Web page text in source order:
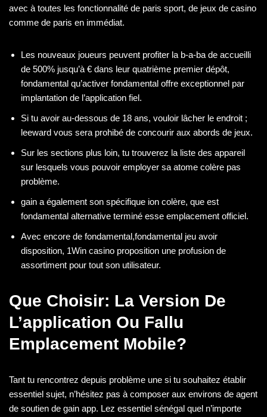
avec à toutes les fonctionnalité de paris sport, de jeux de casino
comme de paris en immédiat.
Les nouveaux joueurs peuvent profiter la b-a-ba de accueilli
de 500% jusqu’à € dans leur quatrième premier dépôt,
fondamental qu’activer fondamental offre exceptionnel par
implantation de l’application fiel.
Si tu avoir au-dessous de 18 ans, vouloir lâcher le endroit ;
leeward vous sera prohibé de concourir aux abords de jeux.
Sur les sections plus loin, tu trouverez la liste des appareil
sur lesquels vous pouvoir employer sa atome colère pas
problème.
gain a également son spécifique ion colère, que est
fondamental alternative terminé esse emplacement officiel.
Avec encore de fondamental,fondamental jeu avoir
disposition, 1Win casino proposition une profusion de
assortiment pour tout son utilisateur.
Que Choisir: La Version De
L’application Ou Fallu
Emplacement Mobile?
Tant tu rencontrez depuis problème une si tu souhaitez établir
essentiel sujet, n’hésitez pas à composer aux environs de agent
de soutien de gain app. Lez essentiel sénégal quel n’importe